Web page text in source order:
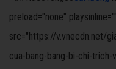
preload="none"
src="https://v.vnecdn.net/
cua-bang-bang-bi-chi-trich-